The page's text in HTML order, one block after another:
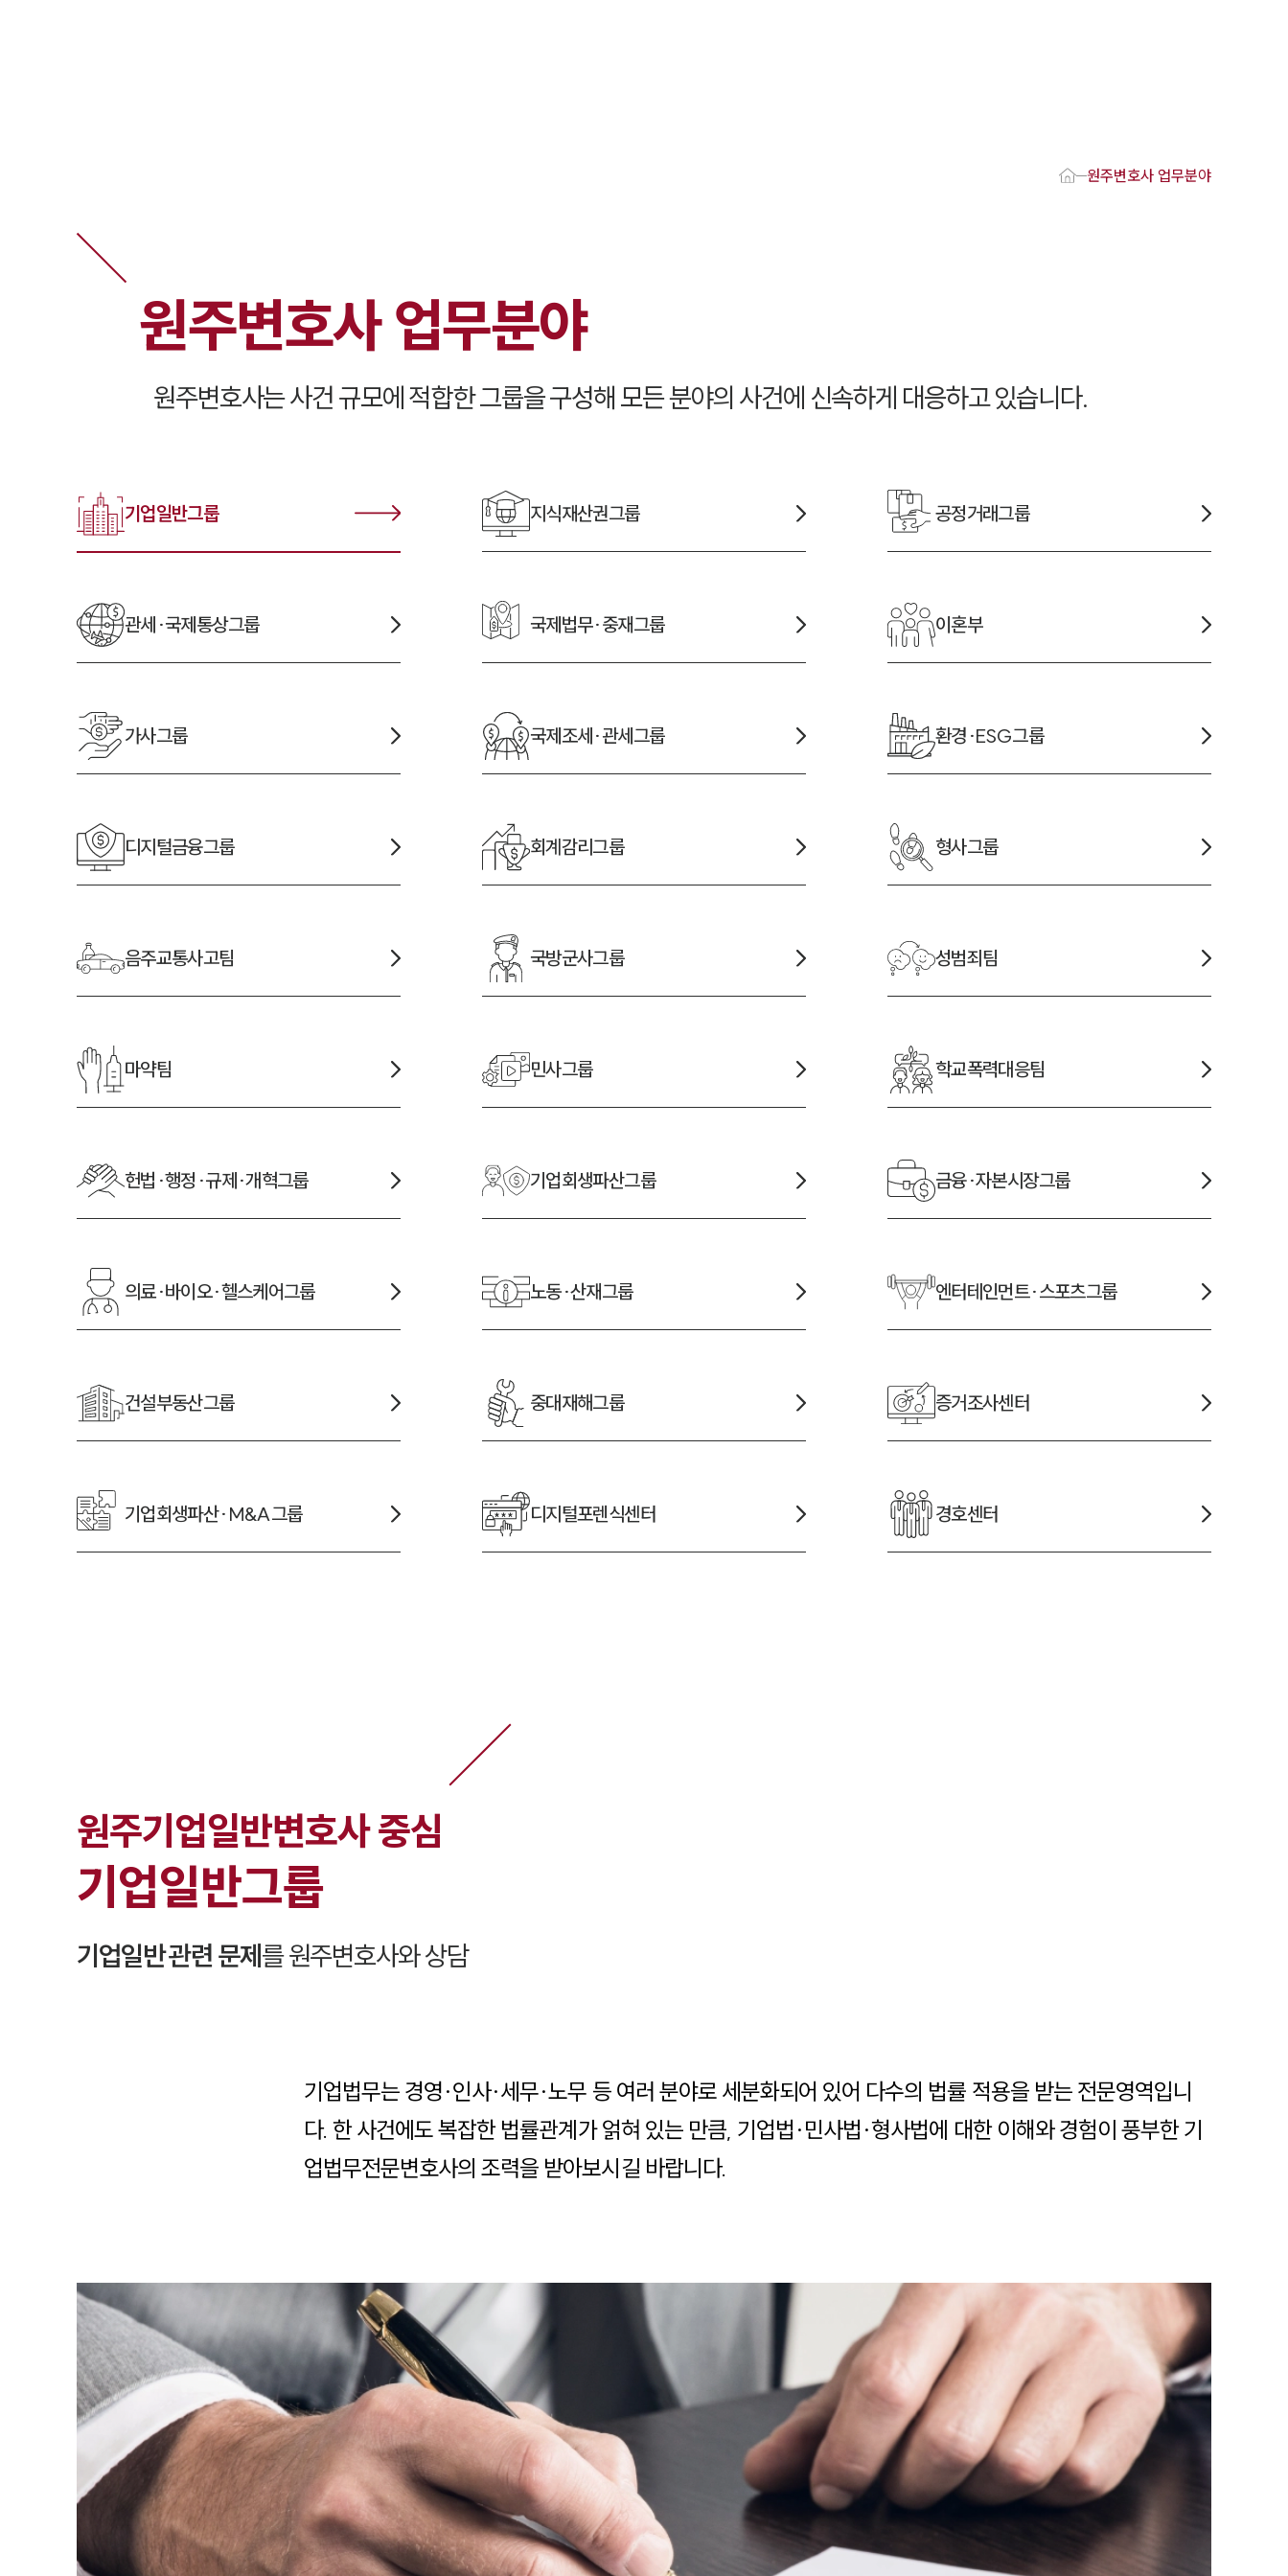
원주 분사무소 오시는 길
1800-7905
원주변호사 업무분야
원주변호사 업무분야
원주변호사는 사건 규모에 적합한 그룹을 구성해 모든 분야의 사건에 신속하게 대응하고 있습니다.
기업일반그룹 지식재산권그룹 공정거래그룹
관세·국제통상그룹 국제법무·중재그룹 이혼부
가사그룹 국제조세·관세그룹 환경·ESG그룹
디지털금융그룹 회계감리그룹 형사그룹
음주교통사고팀 국방군사그룹 성범죄팀
마약팀 민사그룹 학교폭력대응팀
헌법·행정·규제·개혁그룹 기업회생파산그룹 금융·자본시장그룹
의료·바이오·헬스케어그룹 노동·산재그룹 엔터테인먼트·스포츠그룹
건설부동산그룹 중대재해그룹 증거조사센터
기업회생파산·M&A그룹 디지털포렌식센터 경호센터
원주기업일반변호사 중심
기업일반그룹
기업일반관련 문제 를원주변호사와 상담
기업법무는 경영·인사·세무·노무 등 여러 분야로 세분화되어 있어 다수의 법률 적용을 받는 전문영역입니
다. 한 사건에도 복잡한 법률관계가 얽혀 있는 만큼, 기업법·민사법·형사법에 대한 이해와 경험이 풍부한 기
업법무전문변호사의 조력을 받아보시길 바랍니다.